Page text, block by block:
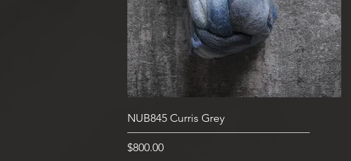
快速瀏覽
NUB845 Curris Grey
價格
$800.00